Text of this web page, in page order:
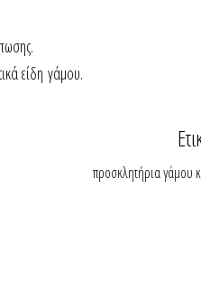
είδη γάμου.
προσκλητήρια γάμου